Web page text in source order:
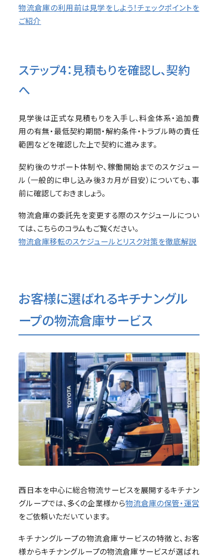
物流倉庫の利用前は見学をしよう！チェックポイントを
ご紹介
ステップ4：見積もりを確認し、契約
へ
見学後は正式な見積もりを入手し、料金体系・追加費
用の有無・最低契約期間・解約条件・トラブル時の責任
範囲などを確認した上で契約に進みます。
契約後のサポート体制や、稼働開始までのスケジュー
ル（一般的に申し込み後3カ月が目安）についても、事
前に確認しておきましょう。
物流倉庫の委託先を変更する際のスケジュールについ
ては、こちらのコラムもご覧ください。
物流倉庫移転のスケジュールとリスク対策を徹底解説
お客様に選ばれるキチナングル
ープの物流倉庫サービス
西日本を中心に総合物流サービスを展開するキチナン
グループでは、多くの企業様から物流倉庫の保管・運営
をご依頼いただいています。
キチナングループの物流倉庫サービスの特徴と、お客
様からキチナングループの物流倉庫サービスが選ばれ